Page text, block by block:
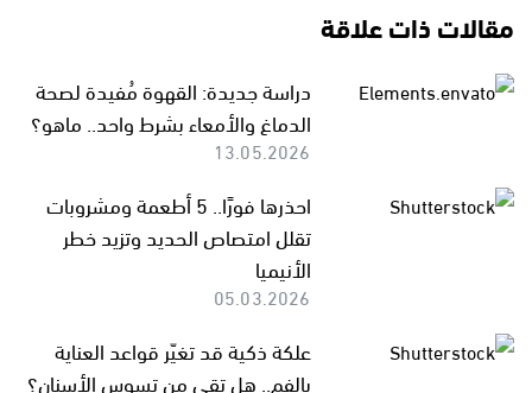
مقالات ذات علاقة
دراسة جديدة: القهوة مُفيدة لصحة
الدماغ والأمعاء بشرط واحد.. ماهو؟
13.05.2026
احذرها فورًا.. 5 أطعمة ومشروبات
تقلل امتصاص الحديد وتزيد خطر
الأنيميا
05.03.2026
علكة ذكية قد تغيّر قواعد العناية
بالفم.. هل تقي من تسوس الأسنان؟